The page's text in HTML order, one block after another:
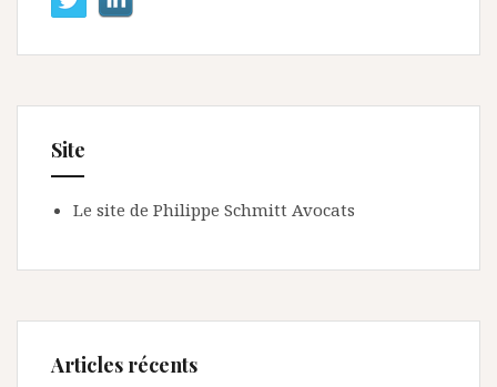
Site
Le site de Philippe Schmitt Avocats
Articles récents